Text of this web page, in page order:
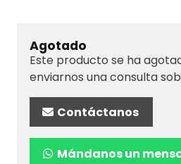
Agotado
Este producto se ha
enviarnos una consulta
Contáctanos
Mándanos un